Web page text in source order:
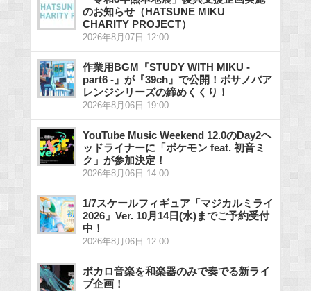
のお知らせ（HATSUNE MIKU
CHARITY PROJECT）
2026年8月07日 12:00
作業用BGM『STUDY WITH MIKU -
part6 -』が『39ch』で公開！ボサノバア
レンジシリーズの締めくくり！
2026年8月06日 19:00
YouTube Music Weekend 12.0のDay2ヘ
ッドライナーに「ポケモン feat. 初音ミ
ク」が参加決定！
2026年8月06日 14:00
1/7スケールフィギュア「マジカルミライ
2026」Ver. 10月14日(水)までご予約受付
中！
2026年8月06日 12:00
ボカロ音楽を和楽器のみで奏でる新ライ
ブ企画！